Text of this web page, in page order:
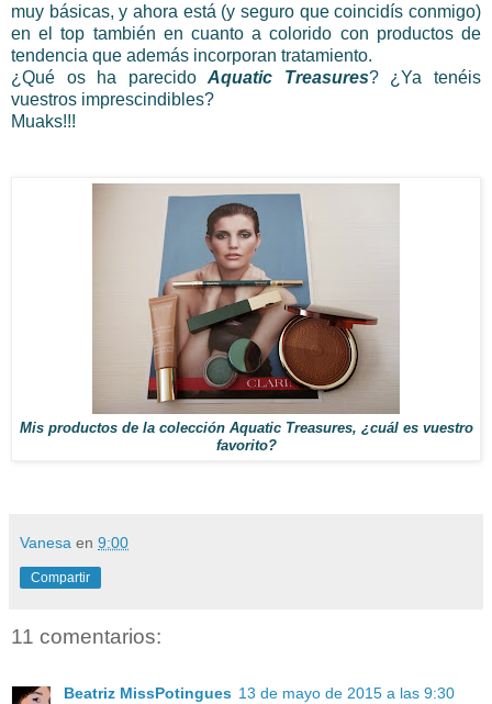
muy básicas, y ahora está (y seguro que coincidís conmigo)
en el top también en cuanto a colorido con productos de
tendencia que además incorporan tratamiento.
¿Qué os ha parecidoAquatic Treasures? ¿Ya tenéis
vuestros imprescindibles?
Muaks!!!
Mis productos de la colección Aquatic Treasures, ¿cuál es vuestro
favorito?
Vanesa en 9:00
Compartir
11 comentarios:
Beatriz MissPotingues 13 de mayo de 2015 a las 9:30